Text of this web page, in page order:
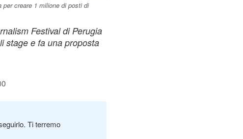
creare 1 milione di posti di
Festival di Perugia
stage e fa una proposta
Ti terremo